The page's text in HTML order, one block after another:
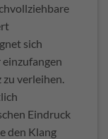
sich
verleihen.
Eindruck
den Klang